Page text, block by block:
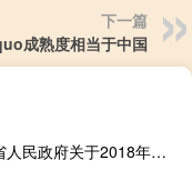
下一篇
成熟度相当于中国
安徽省人民政府关于2018年实施33项民生工程的通知(关于安徽省人民政府关于2018年实施33项民生工程的通知简述)